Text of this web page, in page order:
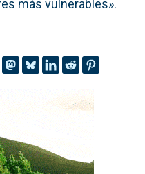
más vulnerables».